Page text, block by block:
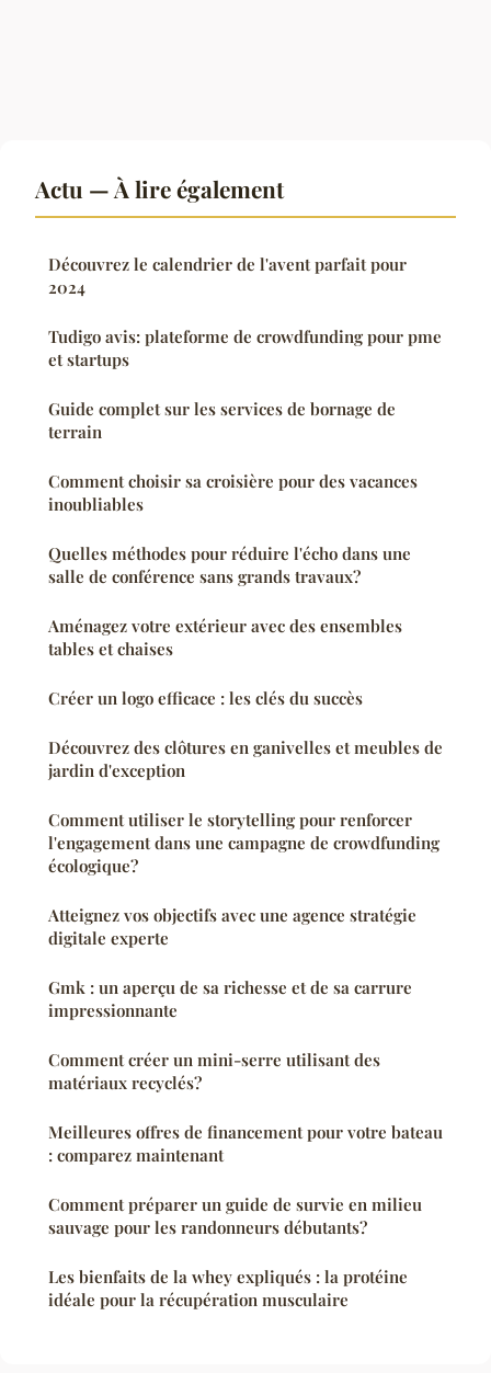
Actu — À lire également
Découvrez le calendrier de l'avent parfait pour
2024
Tudigo avis: plateforme de crowdfunding pour pme
et startups
Guide complet sur les services de bornage de
terrain
Comment choisir sa croisière pour des vacances
inoubliables
Quelles méthodes pour réduire l'écho dans une
salle de conférence sans grands travaux?
Aménagez votre extérieur avec des ensembles
tables et chaises
Créer un logo efficace : les clés du succès
Découvrez des clôtures en ganivelles et meubles de
jardin d'exception
Comment utiliser le storytelling pour renforcer
l'engagement dans une campagne de crowdfunding
écologique?
Atteignez vos objectifs avec une agence stratégie
digitale experte
Gmk : un aperçu de sa richesse et de sa carrure
impressionnante
Comment créer un mini-serre utilisant des
matériaux recyclés?
Meilleures offres de financement pour votre bateau
: comparez maintenant
Comment préparer un guide de survie en milieu
sauvage pour les randonneurs débutants?
Les bienfaits de la whey expliqués : la protéine
idéale pour la récupération musculaire